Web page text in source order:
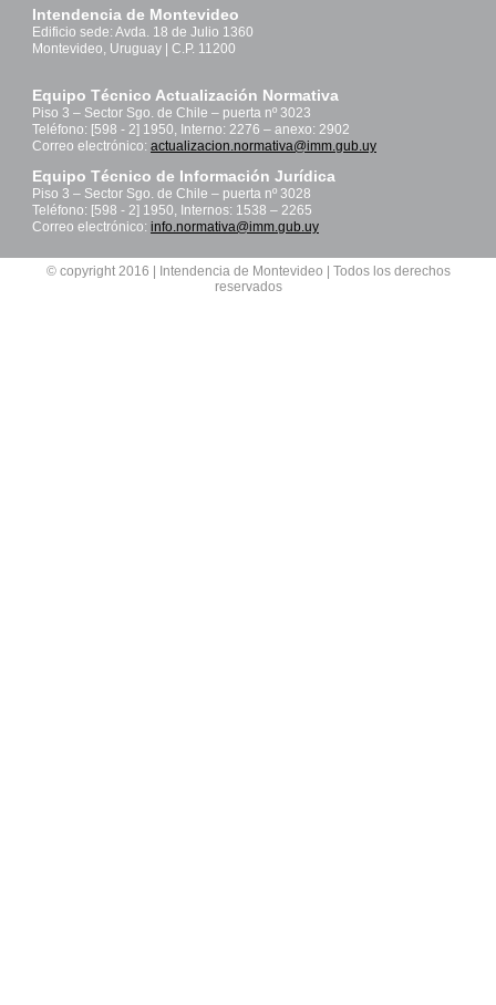
Intendencia de Montevideo
Edificio sede: Avda. 18 de Julio 1360
Montevideo, Uruguay | C.P. 11200
Equipo Técnico Actualización Normativa
Piso 3 – Sector Sgo. de Chile – puerta nº 3023
Teléfono: [598 - 2] 1950, Interno: 2276 – anexo: 2902
Correo electrónico: actualizacion.normativa@imm.gub.uy
Equipo Técnico de Información Jurídica
Piso 3 – Sector Sgo. de Chile – puerta nº 3028
Teléfono: [598 - 2] 1950, Internos: 1538 – 2265
Correo electrónico: info.normativa@imm.gub.uy
© copyright 2016 | Intendencia de Montevideo | Todos los derechos
reservados